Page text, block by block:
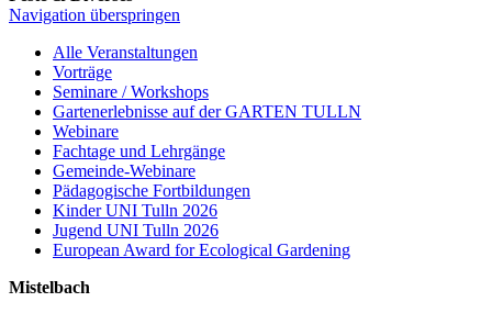
Navigation überspringen
Alle Veranstaltungen
Vorträge
Seminare / Workshops
Gartenerlebnisse auf der GARTEN TULLN
Webinare
Fachtage und Lehrgänge
Gemeinde-Webinare
Pädagogische Fortbildungen
Kinder UNI Tulln 2026
Jugend UNI Tulln 2026
European Award for Ecological Gardening
Mistelbach